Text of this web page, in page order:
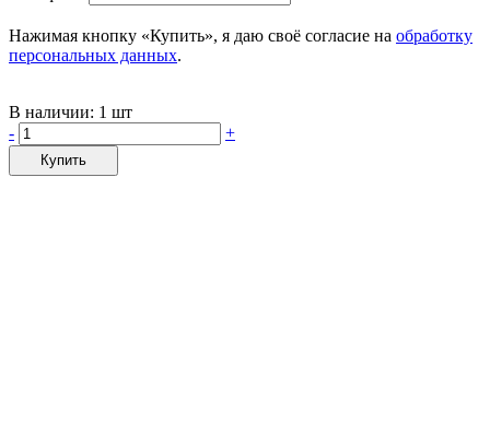
Нажимая кнопку «Купить», я даю своё согласие на обработку
персональных данных.
В наличии: 1 шт
-
+
Купить